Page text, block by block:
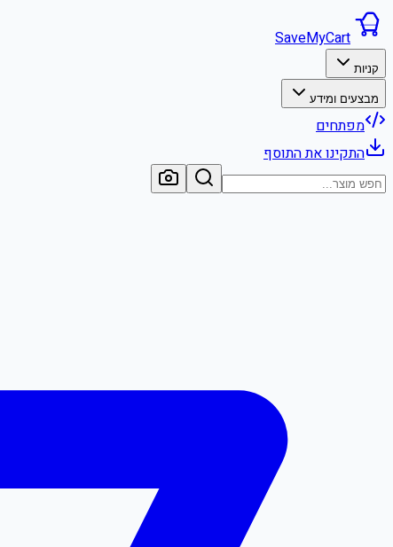
SaveMyCart
קניות
מבצעים ומידע
מפתחים
התקינו את התוסף